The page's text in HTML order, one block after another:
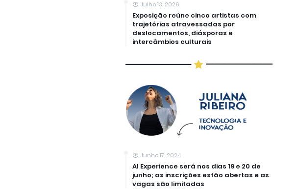
Julho 13, 2026
Exposição reúne cinco artistas com
trajetórias atravessadas por
deslocamentos, diásporas e
intercâmbios culturais
Junho 17, 2024
AI Experience será nos dias 19 e 20 de
junho; as inscrições estão abertas e as
vagas são limitadas